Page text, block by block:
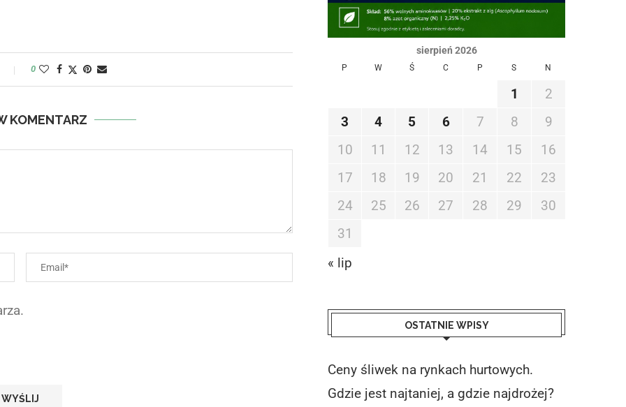
0
KOMENTARZ
sierpień 2026
P W Ś C P S N
1
2
3
4 5 6 7 8
9
10
11 12 13 14 15
16
17
18 19 20 21 22
23
24
25 26 27 28 29
30
31
« lip
OSTATNIE WPISY
Ceny śliwek na rynkach hurtowych.
Gdzie jest najtaniej, a gdzie najdrożej?